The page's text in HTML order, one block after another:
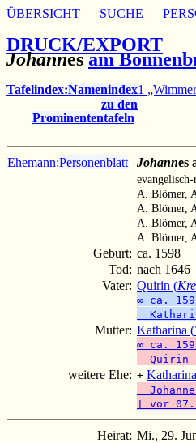
ÜBERSICHT SUCHE
DRUCK/EXPORT
Johannesam
Tafelindex:Namenindex
zu den
Prominententafeln
1
Ehemann:Personenblatt Johannes
A. Blömer,
A. Blömer,
A. Blömer,
A. Blömer,
Geburt: ca. 1598
Tod: nach 1646
Vater: Quirin (
∞ ca.
Mutter: Katharina (
∞ ca.
Quirin
weitere Ehe: +
† vor
Heirat: Mi., 29.